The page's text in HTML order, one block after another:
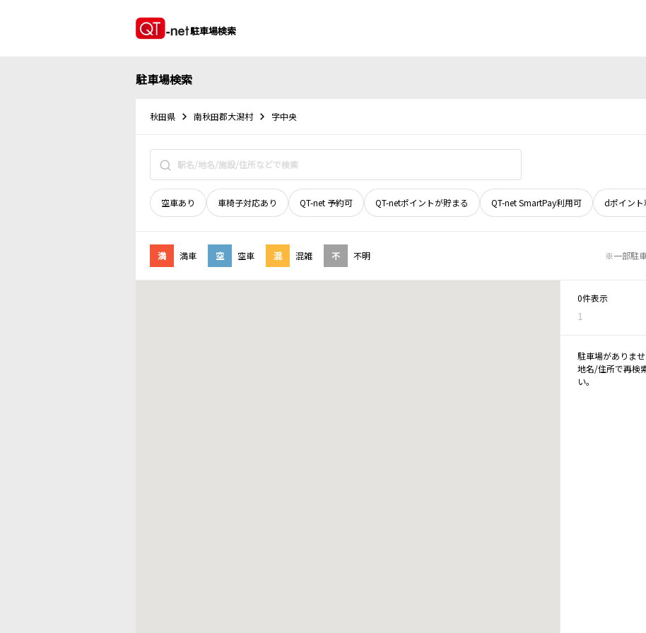
駐車場検索
駐車場検索
秋田県 南秋田郡大潟村 字中央
空車あり 車椅子対応あり QT-net 予約可 QT-netポイントが貯まる QT-net SmartPay利用可 dポイント
満 満車 空 空車 混 混雑 不 不明 ※一部駐
0件表示
1
駐車場がありませ
地名/住所で再検
い。